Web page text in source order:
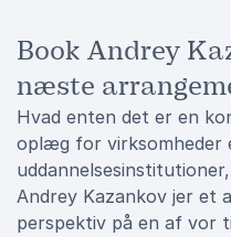
Book Andrey
næste
Hvad enten det er en
oplæg for virksomheder
Andrey Kazankov jer et
perspektiv på en af vor